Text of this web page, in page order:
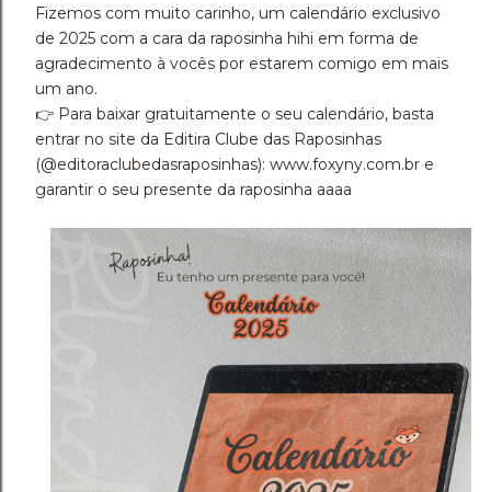
Fizemos com muito carinho, um calendário exclusivo
de 2025 com a cara da raposinha hihi em forma de
agradecimento à vocês por estarem comigo em mais
um ano.
👉 Para baixar gratuitamente o seu calendário, basta
entrar no site da Editira Clube das Raposinhas
(@editoraclubedasraposinhas): www.foxyny.com.br e
garantir o seu presente da raposinha aaaa